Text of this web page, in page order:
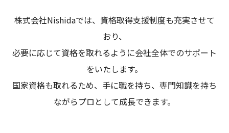
株式会社Nishidaでは、資格取得支援制度も充実させて
おり、
必要に応じて資格を取れるように会社全体でのサポート
をいたします。
国家資格も取れるため、手に職を持ち、専門知識を持ち
ながらプロとして成長できます。